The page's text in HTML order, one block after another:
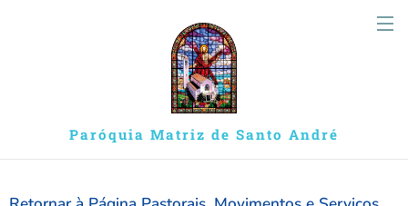
Paróquia Matriz de Santo André